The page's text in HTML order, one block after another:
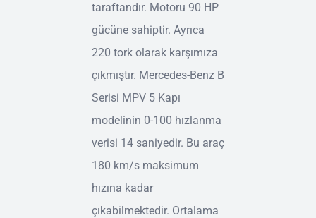
taraftandır. Motoru 90 HP
gücüne sahiptir. Ayrıca
220 tork olarak karşımıza
çıkmıştır. Mercedes-Benz B
Serisi MPV 5 Kapı
modelinin 0-100 hızlanma
verisi 14 saniyedir. Bu araç
180 km/s maksimum
hızına kadar
çıkabilmektedir. Ortalama